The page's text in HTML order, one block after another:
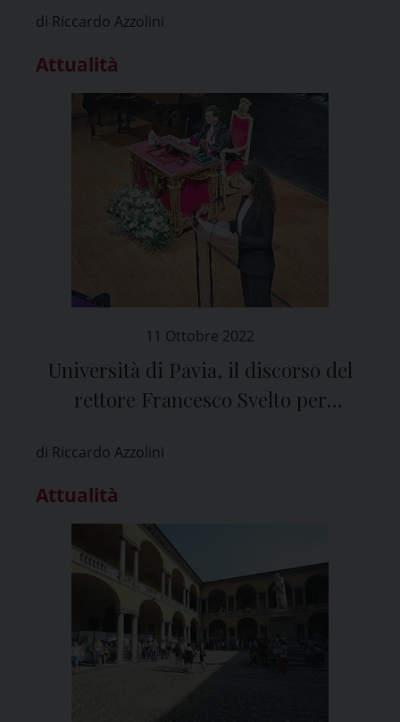
di Riccardo Azzolini
Attualità
11 Ottobre 2022
Università di Pavia, il discorso del
rettore Francesco Svelto per
2022-2023
di Riccardo Azzolini
Attualità